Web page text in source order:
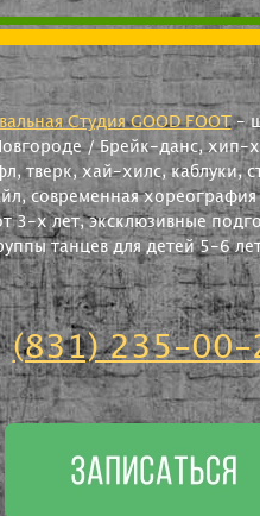
Студия GOOD FOOT-
/ Брейк-данс, хип-
тверк, хай-хилс, каблуки,
современная
3-х лет, эксклюзивные
танцев для детей 5-6
(831) 235-00-